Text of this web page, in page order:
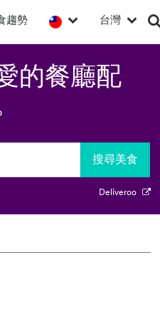
趨勢 台灣
的餐廳配
搜尋美食
Deliveroo